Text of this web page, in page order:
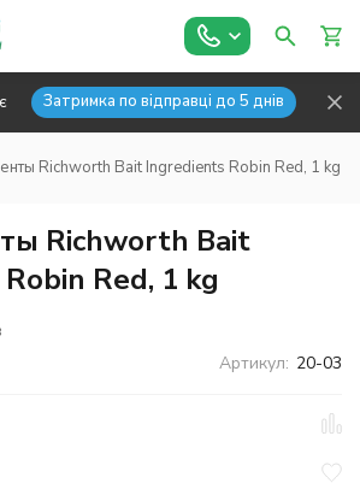
Затримка по відправці до 5 днів
Richworth Bait Ingredients Robin Red, 1 kg
Richworth Bait
Red, 1 kg
Артикул: 20-03